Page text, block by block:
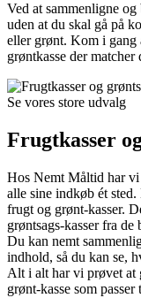
Ved at sammenligne og
uden at du skal gå på
eller grønt. Kom i
grøntkasse der matcher
Se vores store udvalg
Frugtkasser
Hos Nemt Måltid har vi
alle sine indkøb ét
frugt og grønt-kasser.
grøntsags-kasser fra de
Du kan nemt
indhold, så du kan se,
Alt i alt har vi prøvet at
grønt-kasse som